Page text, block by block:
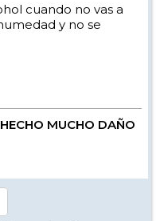
cuando no vas a
y no se
MUCHO DAÑO